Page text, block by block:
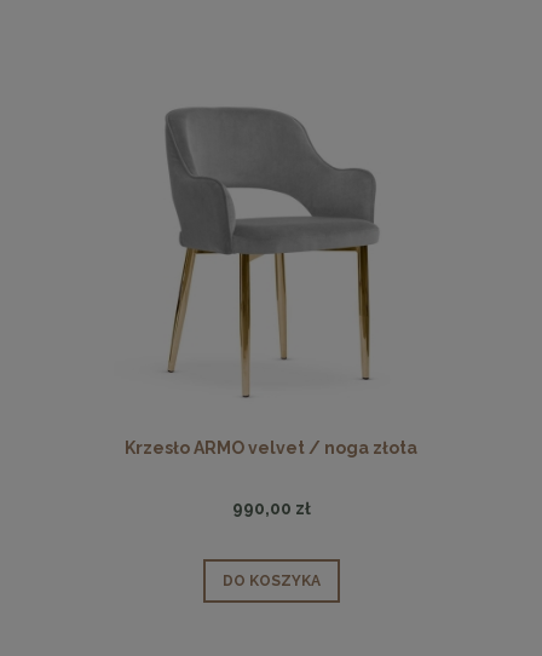
Krzesło ARMO velvet / noga złota
990,00 zł
DO KOSZYKA